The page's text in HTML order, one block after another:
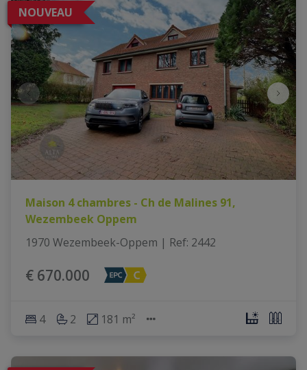
NOUVEAU
Maison 4 chambres - Ch de Malines 91,
Wezembeek Oppem
1970 Wezembeek-Oppem | Ref: 2442
€ 670.000
4 2 181 m²